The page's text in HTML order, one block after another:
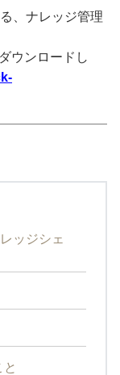
、ナレッジ管理
ウンロードし
ッジシェ